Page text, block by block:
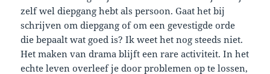
zelf wel diepgang hebt als persoon. Gaat het bij
schrijven om diepgang of om een gevestigde orde
die bepaalt wat goed is? Ik weet het nog steeds niet.
Het maken van drama blijft een rare activiteit. In het
echte leven overleef je door problemen op te lossen,